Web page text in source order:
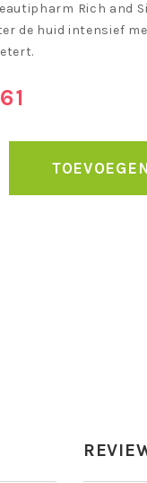
Rich and
de huid intensief